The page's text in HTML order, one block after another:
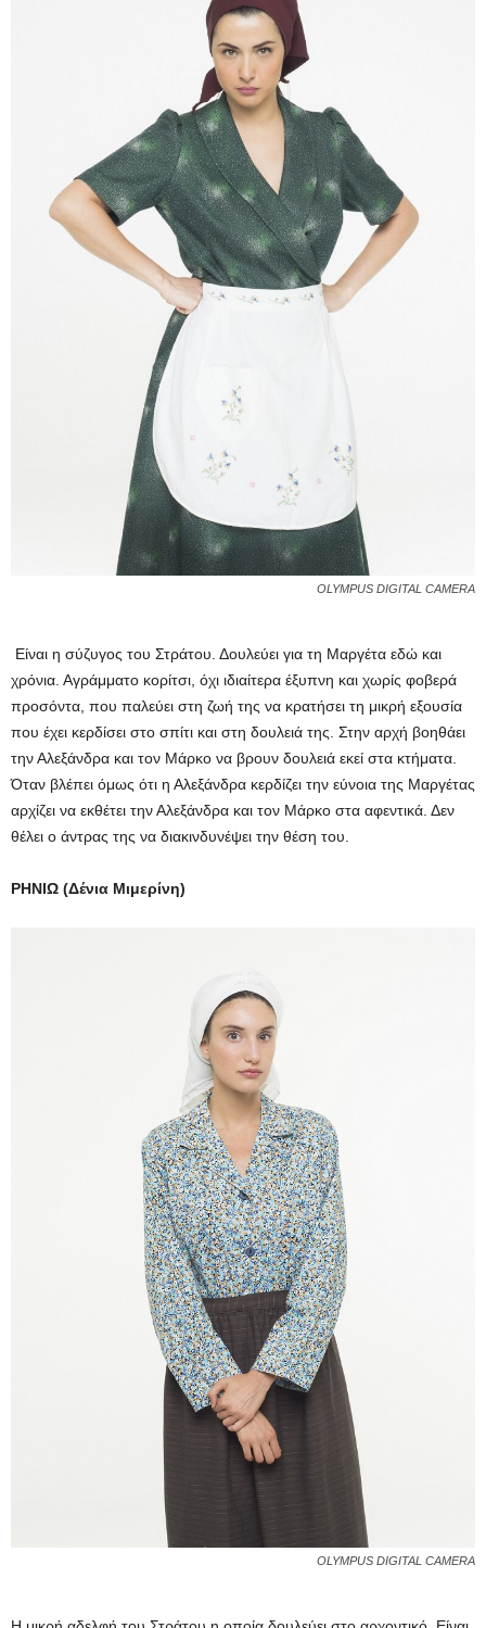
OLYMPUS DIGITAL CAMERA
Είναι η σύζυγος του Στράτου. Δουλεύει για τη Μαργέτα εδώ και
χρόνια. Αγράμματο κορίτσι, όχι ιδιαίτερα έξυπνη και χωρίς φοβερά
προσόντα, που παλεύει στη ζωή της να κρατήσει τη μικρή εξουσία
που έχει κερδίσει στο σπίτι και στη δουλειά της. Στην αρχή βοηθάει
την Αλεξάνδρα και τον Μάρκο να βρουν δουλειά εκεί στα κτήματα.
Όταν βλέπει όμως ότι η Αλεξάνδρα κερδίζει την εύνοια της Μαργέτας
αρχίζει να εκθέτει την Αλεξάνδρα και τον Μάρκο στα αφεντικά. Δεν
θέλει ο άντρας της να διακινδυνέψει την θέση του.
ΡΗΝΙΩ (Δένια Μιμερίνη)
OLYMPUS DIGITAL CAMERA